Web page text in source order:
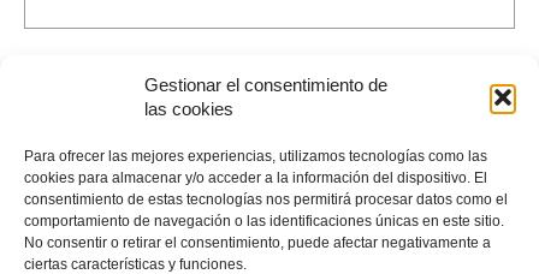
Gestionar el consentimiento de
las cookies
Para ofrecer las mejores experiencias, utilizamos tecnologías como las
cookies para almacenar y/o acceder a la información del dispositivo. El
consentimiento de estas tecnologías nos permitirá procesar datos como el
comportamiento de navegación o las identificaciones únicas en este sitio.
No consentir o retirar el consentimiento, puede afectar negativamente a
ciertas características y funciones.
procesan los datos de tus comentarios.